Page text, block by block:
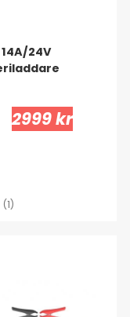
14A/24V
2999 kr
(1)